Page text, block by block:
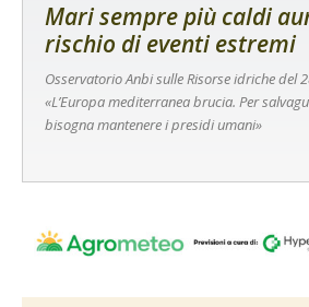
Mari sempre più caldi
rischio di eventi estremi
Osservatorio Anbi sulle Risorse idriche del
«L’Europa mediterranea brucia. Per
bisogna mantenere i presidi umani»